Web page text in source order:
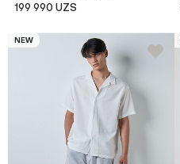
199 990 UZS
NEW